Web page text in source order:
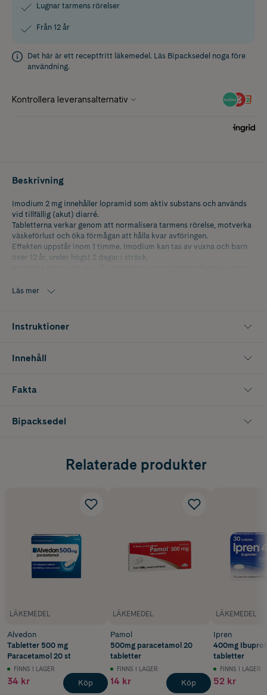
Lugnar tarmens rörelser
Från 12 år
Det här är ett receptfritt läkemedel. Läs Bipacksedel noga före
användning.
Beskrivning
Imodium 2 mg innehåller lopramid som aktiv substans och används
vid tillfällig (akut) diarré.
Tabletterna verkar genom att normalisera tarmens rörelse, motverka
väskeförlust och öka förmågan att hålla kvar avföringen.
Effekten uppstår inom 1 timme. Imodium kan tas av vuxna och barn
över 12 år, under högst 2 dagar i sträck.
Läs mer
Instruktioner
Innehåll
Fakta
Bipacksedel
Relaterade produkter
LÄKEMEDEL
Alvedon
Tabletter 500 mg
Paracetamol 20 st
FINNS I LAGER
34 kr Köp
LÄKEMEDEL
Pamol
500mg paracetamol 20
tabletter
FINNS I LAGER
14 kr Köp
LÄKEMEDEL
Ipren
400mg
tabletter
FINNS I LAGER
52 kr